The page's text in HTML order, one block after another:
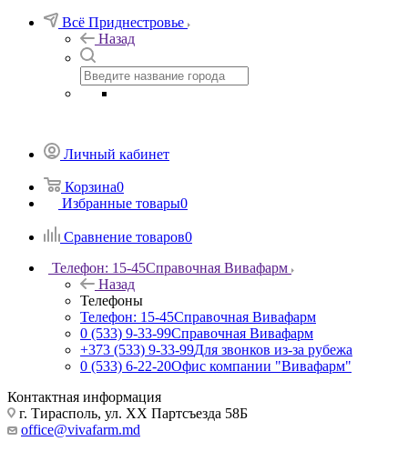
Всё Приднестровье
Назад
Личный кабинет
Корзина0
Избранные товары0
Сравнение товаров0
Телефон: 15-45Справочная Вивафарм
Назад
Телефоны
Телефон: 15-45Справочная Вивафарм
0 (533) 9-33-99Справочная Вивафарм
+373 (533) 9-33-99Для звонков из-за рубежа
0 (533) 6-22-20Офис компании "Вивафарм"
Контактная информация
г. Тирасполь, ул. ХХ Партсъезда 58Б
office@vivafarm.md